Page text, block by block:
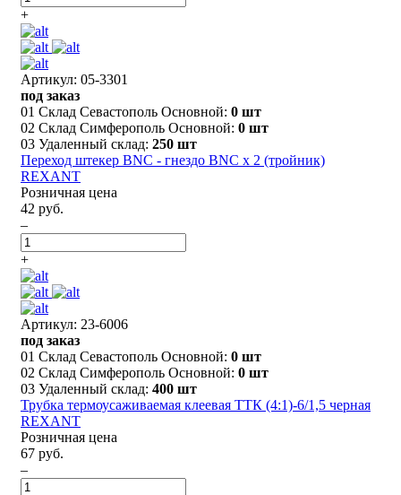
+
Артикул: 05-3301
под заказ
01 Склад Севастополь Основной: 0 шт
02 Склад Симферополь Основной: 0 шт
03 Удаленный склад: 250 шт
Переход штекер BNC - гнездо BNC x 2 (тройник)
REXANT
Розничная цена
42 руб.
–
+
Артикул: 23-6006
под заказ
01 Склад Севастополь Основной: 0 шт
02 Склад Симферополь Основной: 0 шт
03 Удаленный склад: 400 шт
Трубка термоусаживаемая клеевая ТТК (4:1)-6/1,5 черная
REXANT
Розничная цена
67 руб.
–